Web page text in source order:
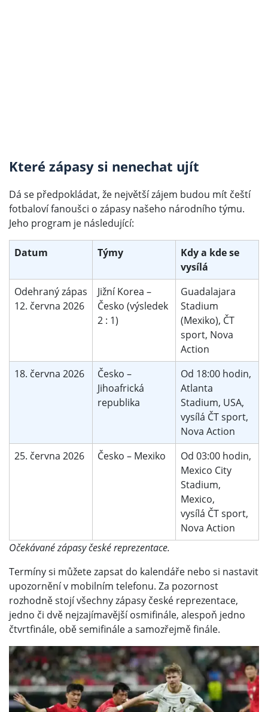
Které zápasy si nenechat ujít
Dá se předpokládat, že největší zájem budou mít čeští
fotbaloví fanoušci o zápasy našeho národního týmu.
Jeho program je následující:
Datum Týmy
Kdy a kde se
vysílá
Odehraný zápas
12. června 2026
Jižní Korea –
Česko (výsledek
2 : 1)
Guadalajara
Stadium
(Mexiko), ČT
sport, Nova
Action
18. června 2026
Česko –
Jihoafrická
republika
Od 18:00 hodin,
Atlanta
Stadium, USA,
vysílá ČT sport,
Nova Action
25. června 2026
Česko – Mexiko
Od 03:00 hodin,
Mexico City
Stadium,
Mexico,
vysílá ČT sport,
Nova Action
Očekávané zápasy české reprezentace.
Termíny si můžete zapsat do kalendáře nebo si nastavit
upozornění v mobilním telefonu. Za pozornost
rozhodně stojí všechny zápasy české reprezentace,
jedno či dvě nejzajímavější osmifinále, alespoň jedno
čtvrtfinále, obě semifinále a samozřejmě finále.